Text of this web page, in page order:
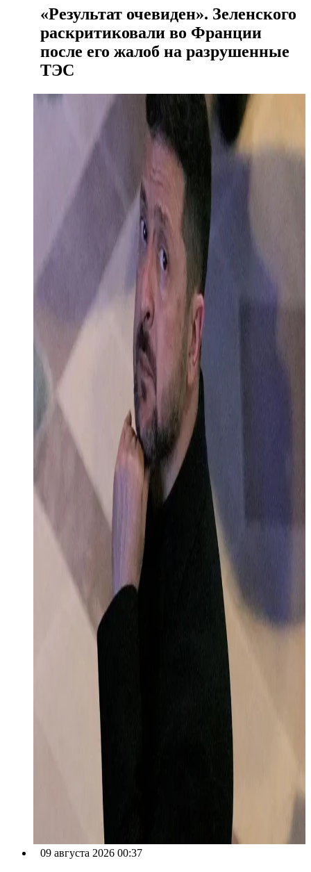
«Результат очевиден». Зеленского
раскритиковали во Франции
после его жалоб на разрушенные
ТЭС
09 августа 2026 00:37